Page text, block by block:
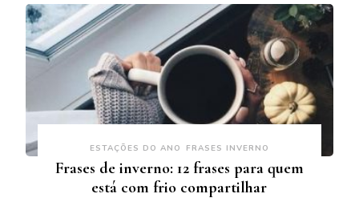
ESTAÇÕES DO ANO FRASES INVERNO
Frases de inverno: 12 frases para quem
está com frio compartilhar